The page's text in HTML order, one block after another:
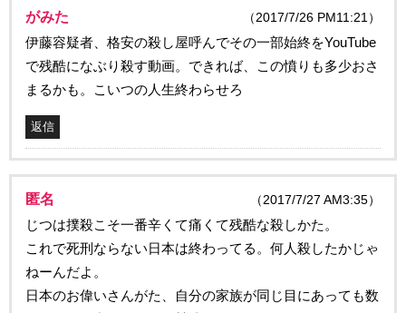
がみた （2017/7/26 PM11:21）
伊藤容疑者、格安の殺し屋呼んでその一部始終をYouTube
で残酷になぶり殺す動画。できれば、この憤りも多少おさ
まるかも。こいつの人生終わらせろ
返信
匿名 （2017/7/27 AM3:35）
じつは撲殺こそ一番辛くて痛くて残酷な殺しかた。
これで死刑ならない日本は終わってる。何人殺したかじゃ
ねーんだよ。
日本のお偉いさんがた、自分の家族が同じ目にあっても数